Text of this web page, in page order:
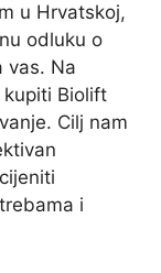
u Hrvatskoj,
odluku o
vas. Na
Biolift
Cilj nam
i